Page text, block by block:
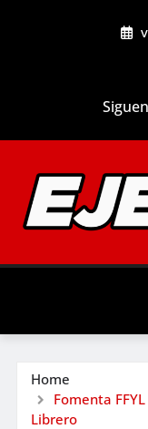
Home
Fomenta
Librero